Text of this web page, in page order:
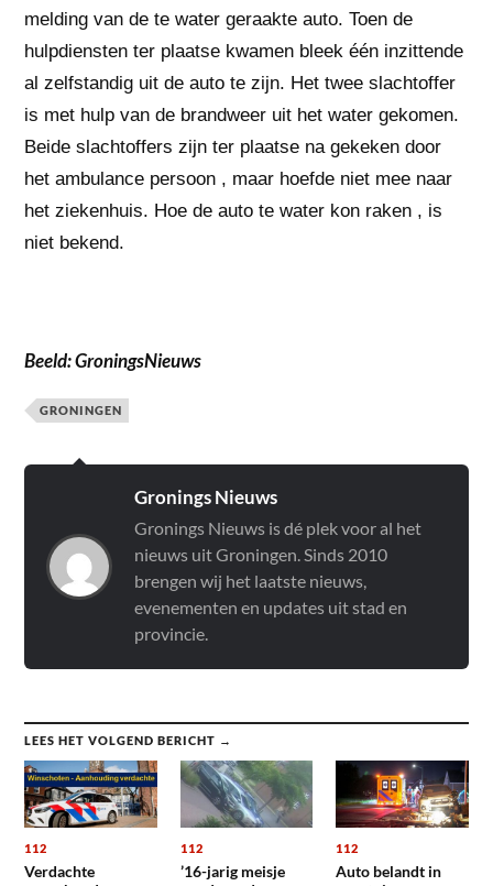
melding van de te water geraakte auto. Toen de
hulpdiensten ter plaatse kwamen bleek één inzittende
al zelfstandig uit de auto te zijn. Het twee slachtoffer
is met hulp van de brandweer uit het water gekomen.
Beide slachtoffers zijn ter plaatse na gekeken door
het ambulance persoon , maar hoefde niet mee naar
het ziekenhuis. Hoe de auto te water kon raken , is
niet bekend.
Beeld: GroningsNieuws
GRONINGEN
Gronings Nieuws
Gronings Nieuws is dé plek voor al het
nieuws uit Groningen. Sinds 2010
brengen wij het laatste nieuws,
evenementen en updates uit stad en
provincie.
LEES HET VOLGEND BERICHT →
112
Verdachte
112
’16-jarig meisje
112
Auto belandt in